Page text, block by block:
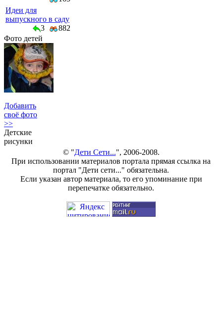
Идеи для
выпускного в саду
3
882
Фото детей
Добавить
своё фото
>>
Детские
рисунки
© "Дети Сети...", 2006-2008.
При использовании материалов портала прямая ссылка на
портал "Дети сети..." обязательна.
Если указан автор материала, то его упоминание при
перепечатке обязательно.